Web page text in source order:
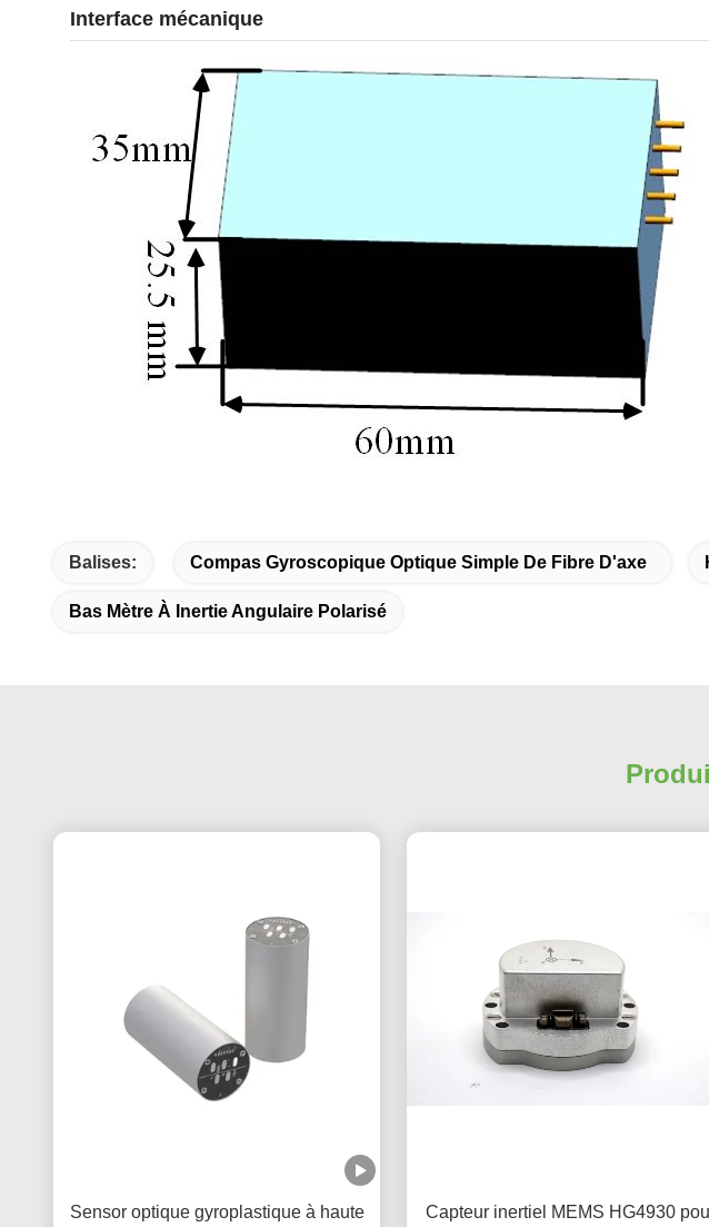
Interface mécanique
Balises: Compas Gyroscopique Optique Simple De Fibre D'axe
Bas Mètre À Inertie Angulaire Polarisé
Sensor optique gyroplastique à haute Capteur inertiel MEMS HG4930